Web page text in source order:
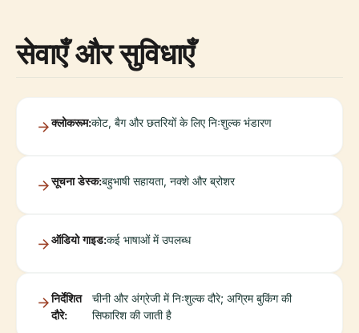
सेवाएँ और सुविधाएँ
क्लोकरूम:कोट, बैग और छतरियों के लिए निःशुल्क भंडारण
सूचना डेस्क:बहुभाषी सहायता, नक्शे और ब्रोशर
ऑडियो गाइड:कई भाषाओं में उपलब्ध
निर्देशित
दौरे:
चीनी और अंग्रेजी में निःशुल्क दौरे; अग्रिम बुकिंग की
सिफारिश की जाती है